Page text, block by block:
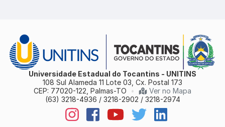
Universidade Estadual do Tocantins - UNITINS
108 Sul Alameda 11 Lote 03, Cx. Postal 173
CEP: 77020-122, Palmas-TO
•
Ver no Mapa
(63) 3218-4936 / 3218-2902 / 3218-2974